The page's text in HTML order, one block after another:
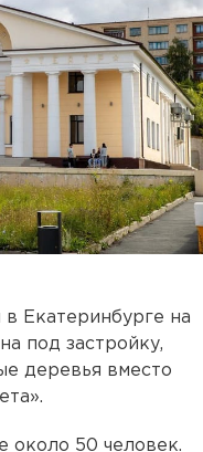
Екатеринбурге на
под застройку,
деревья вместо
около 50 человек.